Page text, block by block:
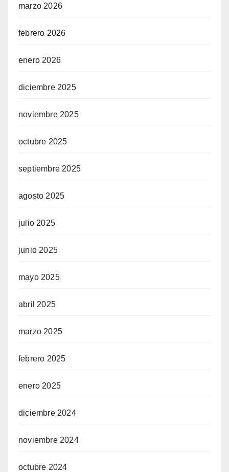
marzo 2026
febrero 2026
enero 2026
diciembre 2025
noviembre 2025
octubre 2025
septiembre 2025
agosto 2025
julio 2025
junio 2025
mayo 2025
abril 2025
marzo 2025
febrero 2025
enero 2025
diciembre 2024
noviembre 2024
octubre 2024